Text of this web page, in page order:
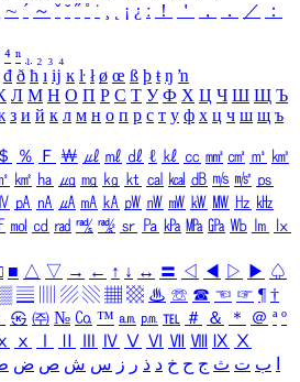
∼ ´ ～ ˇ ˘ ˝ ˚ ˙ ¸ ¡ ¿ ː ！ ＇ ， ． ／
：
⁴ ⁿ ₁ ₂ ₃ ₄
đ ð ħ ı ĳ ĸ ŀ ł ø œ ß þ ŧ ŋ ŉ
Л М Н О П Р С Т У Ф Х Ц Ч Ш Щ Ъ
з и й к л м н о п р с т у ф х ц ч ш щ ъ
＄ ％ Ｆ ￦ ㎕ ㎖ ㎗ ℓ ㎘ ㏄ ㎣ ㎤ ㎥ ㎦
㎢ ㏊ ㎍ ㎎ ㎏ ㏏ ㎈ ㎉ ㏈ ㎧ ㎨ ㎰
㎀ ㎁ ㎂ ㎃ ㎄ ㎺ ㎻ ㎽ ㎾ ㎿ ㎐ ㎑
㏖ ㏅ ㎭ ㎮ ㎯ ㏛ ㎩ ㎪ ㎫ ㎬ ㏝ ㏐
㏓
■ △ ▽ → ← ↑ ↓ ↔ 〓 ◁ ◀ ▷ ▶ ♤
▒ ▤ ▨ ▧ ▦ ▩ ♨ ☏ ☎ ☜ ☞ ¶ †
㉿ ㈜ № ㏇ ™ ㏂ ㏘ ℡ ＃ ＆ ＊ ＠ ª º
ⅹ Ⅳ Ⅴ Ⅵ Ⅶ Ⅷ Ⅸ Ⅹ
ب ت ث ج ح خ د ذ ر ز س ش ص ض